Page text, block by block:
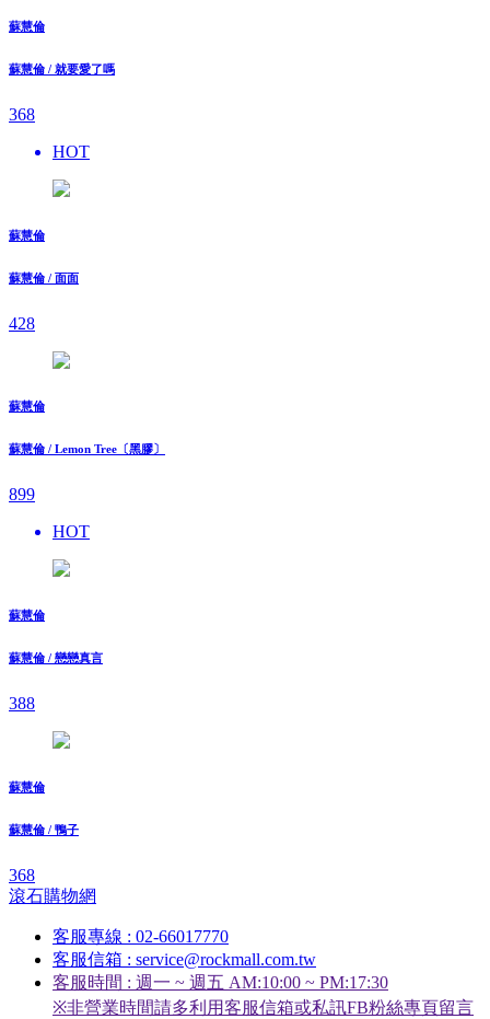
蘇慧倫
蘇慧倫 / 就要愛了嗎
368
HOT
蘇慧倫
蘇慧倫 / 面面
428
蘇慧倫
蘇慧倫 / Lemon Tree〔黑膠〕
899
HOT
蘇慧倫
蘇慧倫 / 戀戀真言
388
蘇慧倫
蘇慧倫 / 鴨子
368
滾石購物網
客服專線 : 02-66017770
客服信箱 : service@rockmall.com.tw
客服時間 : 週一 ~ 週五 AM:10:00 ~ PM:17:30
※非營業時間請多利用客服信箱或私訊FB粉絲專頁留言